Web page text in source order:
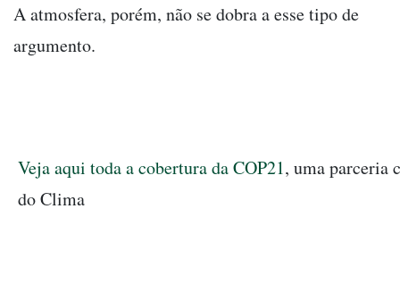
A atmosfera, porém, não se dobra a esse tipo de
argumento.
Veja aqui toda a cobertura da COP21, uma parceria
do Clima